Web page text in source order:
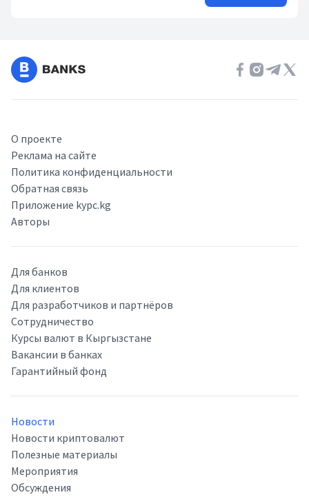
О проекте
Реклама на сайте
Политика конфиденциальности
Обратная связь
Приложение kypc.kg
Авторы
Для банков
Для клиентов
Для разработчиков и партнёров
Сотрудничество
Курсы валют в Кыргызстане
Вакансии в банках
Гарантийный фонд
Новости
Новости криптовалют
Полезные материалы
Мероприятия
Обсуждения